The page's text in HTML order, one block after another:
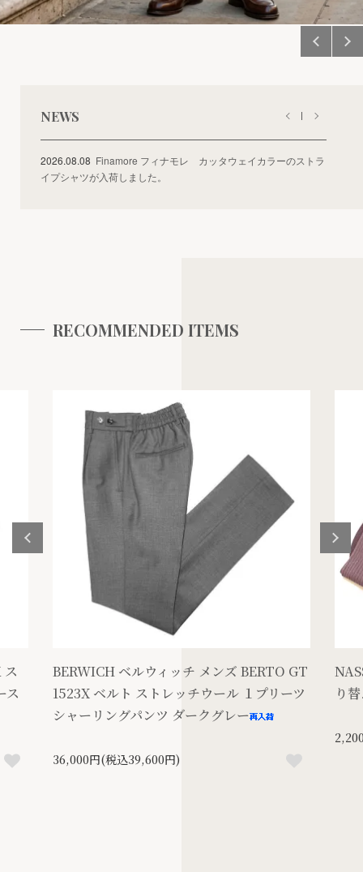
NEWS
2026.08.08 Finamore フィナモレ カッタウェイカラーのストラ
イプシャツが入荷しました。
RECOMMENDED ITEMS
ス
BERWICH ベルウィッチ メンズ BERTO GT
1523X ベルト ストレッチウール １プリーツ
シャーリングパンツ ダークグレー
36,000円(税込39,600円)
り